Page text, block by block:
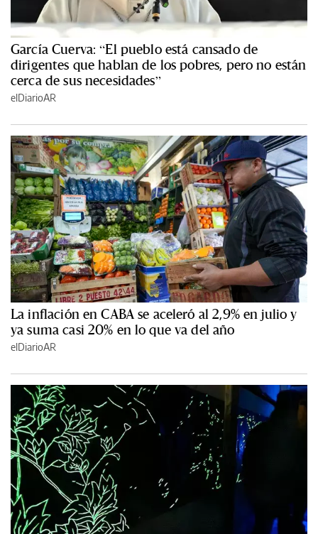
García Cuerva: “El pueblo está cansado de
dirigentes que hablan de los pobres, pero no están
cerca de sus necesidades”
elDiarioAR
La inflación en CABA se aceleró al 2,9% en julio y
ya suma casi 20% en lo que va del año
elDiarioAR